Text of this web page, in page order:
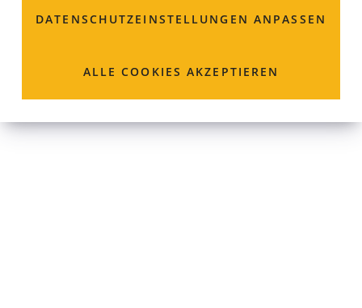
DATENSCHUTZ­EINSTELLUNGEN ANPASSEN
ALLE COOKIES AKZEPTIEREN